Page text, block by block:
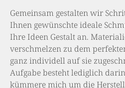
Gemeinsam gestalten wir
Ihnen gewünschte ideale
Ihre Ideen Gestalt an.
verschmelzen zu dem
ganz individell auf sie
Aufgabe besteht lediglich
kümmere mich um die